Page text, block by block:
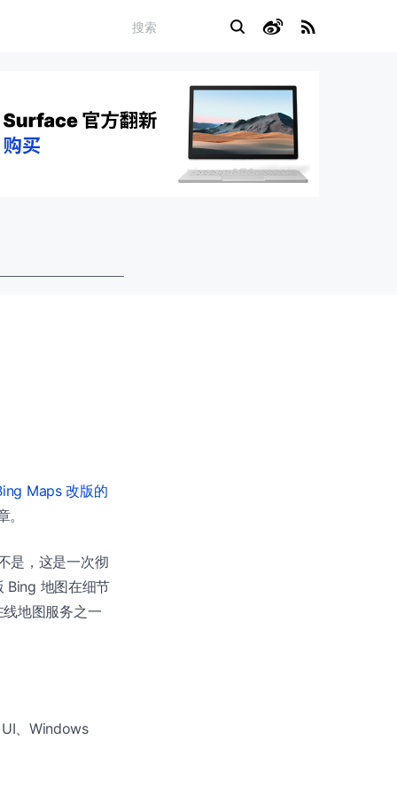
Maps 改版的
是，这是一次彻
Bing 地图在细节
地图服务之一
、Windows